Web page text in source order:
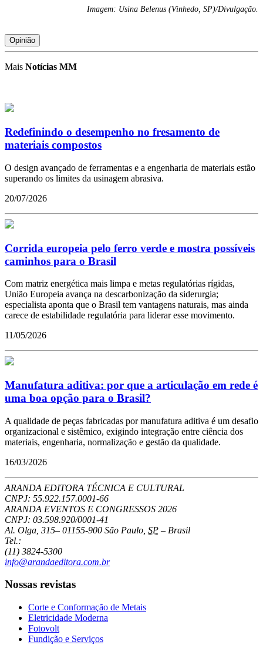
Imagem: Usina Belenus (Vinhedo, SP)/Divulgação.
Opinião
Mais Notícias MM
Redefinindo o desempenho no fresamento de
materiais compostos
O design avançado de ferramentas e a engenharia de materiais estão
superando os limites da usinagem abrasiva.
20/07/2026
Corrida europeia pelo ferro verde e mostra possíveis
caminhos para o Brasil
Com matriz energética mais limpa e metas regulatórias rígidas,
União Europeia avança na descarbonização da siderurgia;
especialista aponta que o Brasil tem vantagens naturais, mas ainda
carece de estabilidade regulatória para liderar esse movimento.
11/05/2026
Manufatura aditiva: por que a articulação em rede é
uma boa opção para o Brasil?
A qualidade de peças fabricadas por manufatura aditiva é um desafio
organizacional e sistêmico, exigindo integração entre ciência dos
materiais, engenharia, normalização e gestão da qualidade.
16/03/2026
ARANDA EDITORA TÉCNICA E CULTURAL
CNPJ: 55.922.157.0001-66
ARANDA EVENTOS E CONGRESSOS 2026
CNPJ: 03.598.920/0001-41
Al. Olga, 315– 01155-900 São Paulo SP – Brasil
Tel.:
(11) 3824-5300
info@arandaeditora.com.br
Nossas revistas
Corte e Conformação de Metais
Eletricidade Moderna
Fotovolt
Fundição e Serviços